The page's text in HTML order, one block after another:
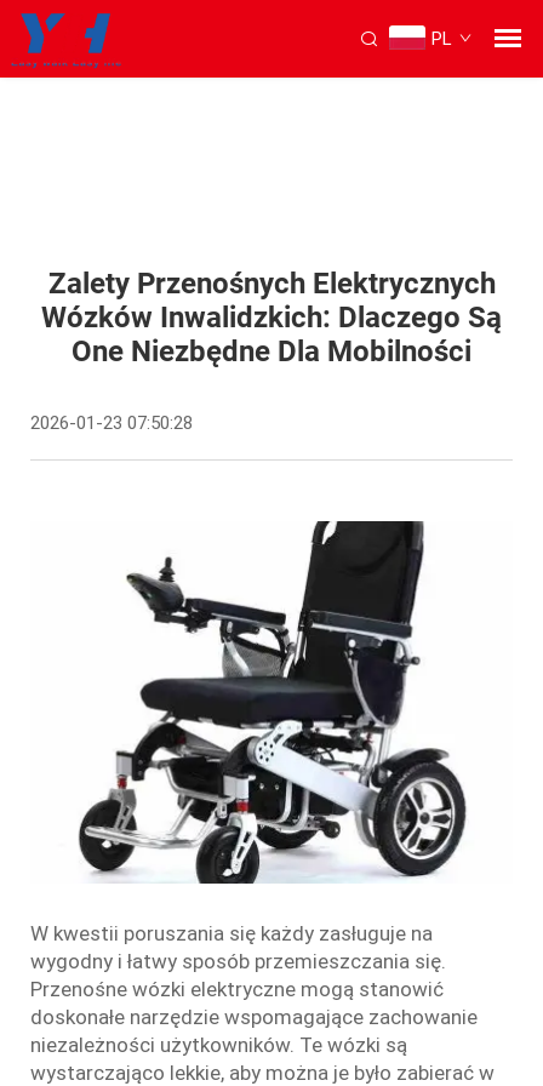
PL
Zalety Przenośnych Elektrycznych
Wózków Inwalidzkich: Dlaczego Są
One Niezbędne Dla Mobilności
2026-01-23 07:50:28
W kwestii poruszania się każdy zasługuje na
wygodny i łatwy sposób przemieszczania się.
Przenośne wózki elektryczne mogą stanowić
doskonałe narzędzie wspomagające zachowanie
niezależności użytkowników. Te wózki są
wystarczająco lekkie, aby można je było zabierać w